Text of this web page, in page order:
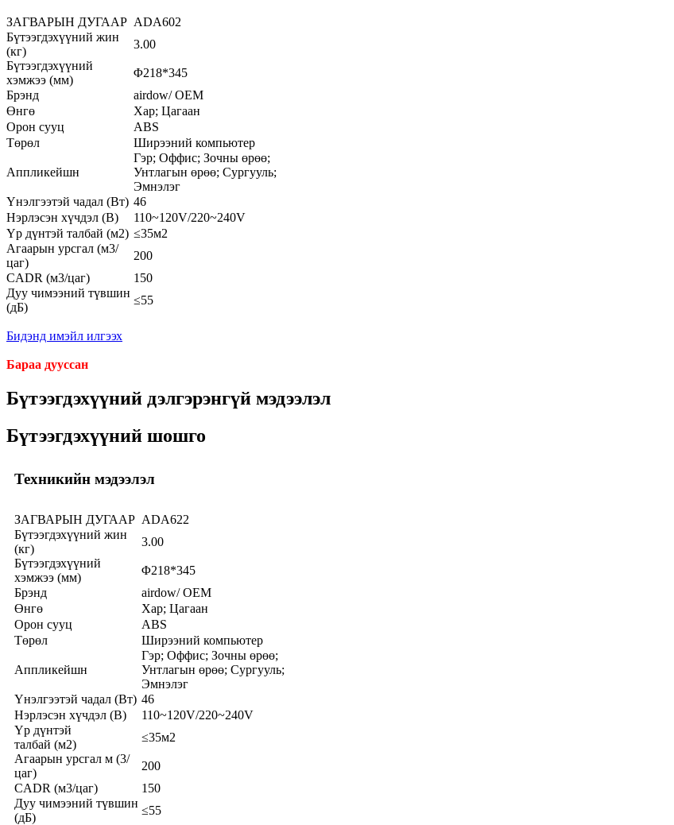
ЗАГВАРЫН ДУГААР ADA602
Бүтээгдэхүүний жин
(кг)
3.00
Бүтээгдэхүүний
хэмжээ (мм)
Φ218*345
Брэнд
airdow/ OEM
Өнгө
Хар; Цагаан
Орон сууц
ABS
Төрөл
Ширээний компьютер
Аппликейшн
Гэр; Оффис; Зочны өрөө;
Унтлагын өрөө; Сургууль;
Эмнэлэг
Үнэлгээтэй чадал (Вт) 46
Нэрлэсэн хүчдэл (В)
110~120V/220~240V
Үр дүнтэй талбай (м2) ≤35м2
Агаарын урсгал (м3/
цаг)
200
CADR (м3/цаг)
150
Дуу чимээний түвшин
(дБ)
≤55
Бидэнд имэйл илгээх
Бараа дууссан
Бүтээгдэхүүний дэлгэрэнгүй мэдээлэл
Бүтээгдэхүүний шошго
Техникийн мэдээлэл
ЗАГВАРЫН ДУГААР ADA622
Бүтээгдэхүүний жин
(кг)
3.00
Бүтээгдэхүүний
хэмжээ (мм)
Φ218*345
Брэнд
airdow/ OEM
Өнгө
Хар; Цагаан
Орон сууц
ABS
Төрөл
Ширээний компьютер
Аппликейшн
Гэр; Оффис; Зочны өрөө;
Унтлагын өрөө; Сургууль;
Эмнэлэг
Үнэлгээтэй чадал (Вт) 46
Нэрлэсэн хүчдэл (В)
110~120V/220~240V
Үр дүнтэй
талбай (м2)
≤35м2
Агаарын урсгал м (3/
цаг)
200
CADR (м3/цаг)
150
Дуу чимээний түвшин
(дБ)
≤55